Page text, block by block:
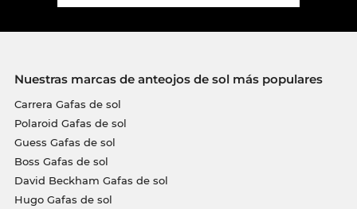
Nuestras marcas de anteojos de sol más populares
Carrera Gafas de sol
Polaroid Gafas de sol
Guess Gafas de sol
Boss Gafas de sol
David Beckham Gafas de sol
Hugo Gafas de sol